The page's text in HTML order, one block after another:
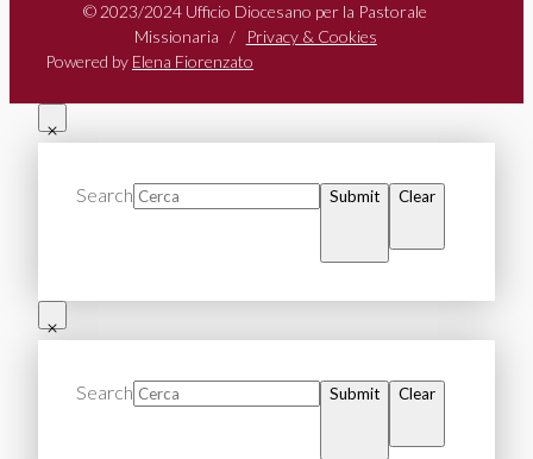
© 2023/2024 Ufficio Diocesano per la Pastorale
Missionaria /
Privacy & Cookies
Powered by Elena Fiorenzato
Search Submit Clear
Search Submit Clear